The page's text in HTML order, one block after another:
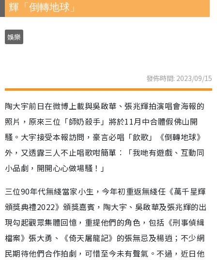
輝「倒轉地球」
娛樂
發佈時間: 2023/09/15
陶大宇前日在微博上載與吳啟華、張兆輝拍演唱會海報的
照片，原來三位「師奶殺手」將於11月中合體假佛山開
騷。大宇接受本報訪問，豪言必唱「飲歌」《倒轉地球》
外，又透露三人不止唱歌咁簡單︰「我哋有遊戲、互動同
小品劇，開開心心做場騷！」
三位90年代無綫當家小生，今年初重返無綫任《萬千星輝
頒獎典禮2022》頒獎嘉賓，陶大宇、吳啟華及張兆輝的出
現勾起觀眾集體回憶，重提他們的角色，包括《刑事偵緝
檔案》張大勇、《倚天屠龍記》的張無忌及楊逍；不少網
民期待他們合作拍劇，可惜至今未有聲氣。不過，近日他